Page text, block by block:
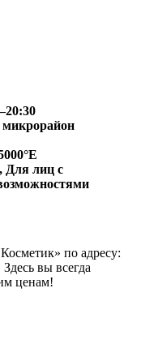
микрорайон
Для лиц с
по адресу:
вы всегда
ценам!